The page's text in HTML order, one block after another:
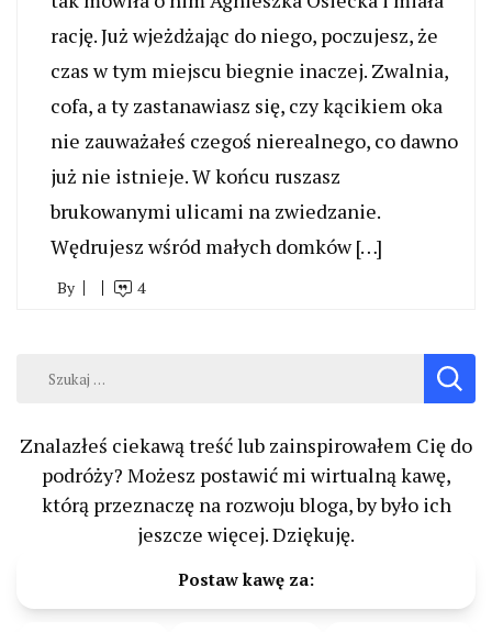
rację. Już wjeżdżając do niego, poczujesz, że
czas w tym miejscu biegnie inaczej. Zwalnia,
cofa, a ty zastanawiasz się, czy kącikiem oka
nie zauważałeś czegoś nierealnego, co dawno
już nie istnieje. W końcu ruszasz
brukowanymi ulicami na zwiedzanie.
Wędrujesz wśród małych domków […]
By 4
Szukaj:
Znalazłeś ciekawą treść lub zainspirowałem Cię do
podróży? Możesz postawić mi wirtualną kawę,
którą przeznaczę na rozwoju bloga, by było ich
jeszcze więcej. Dziękuję.
Postaw kawę za: